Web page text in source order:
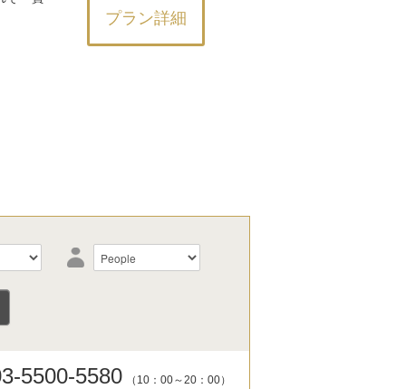
プラン詳細
5500-5580 （10：00～20：00）